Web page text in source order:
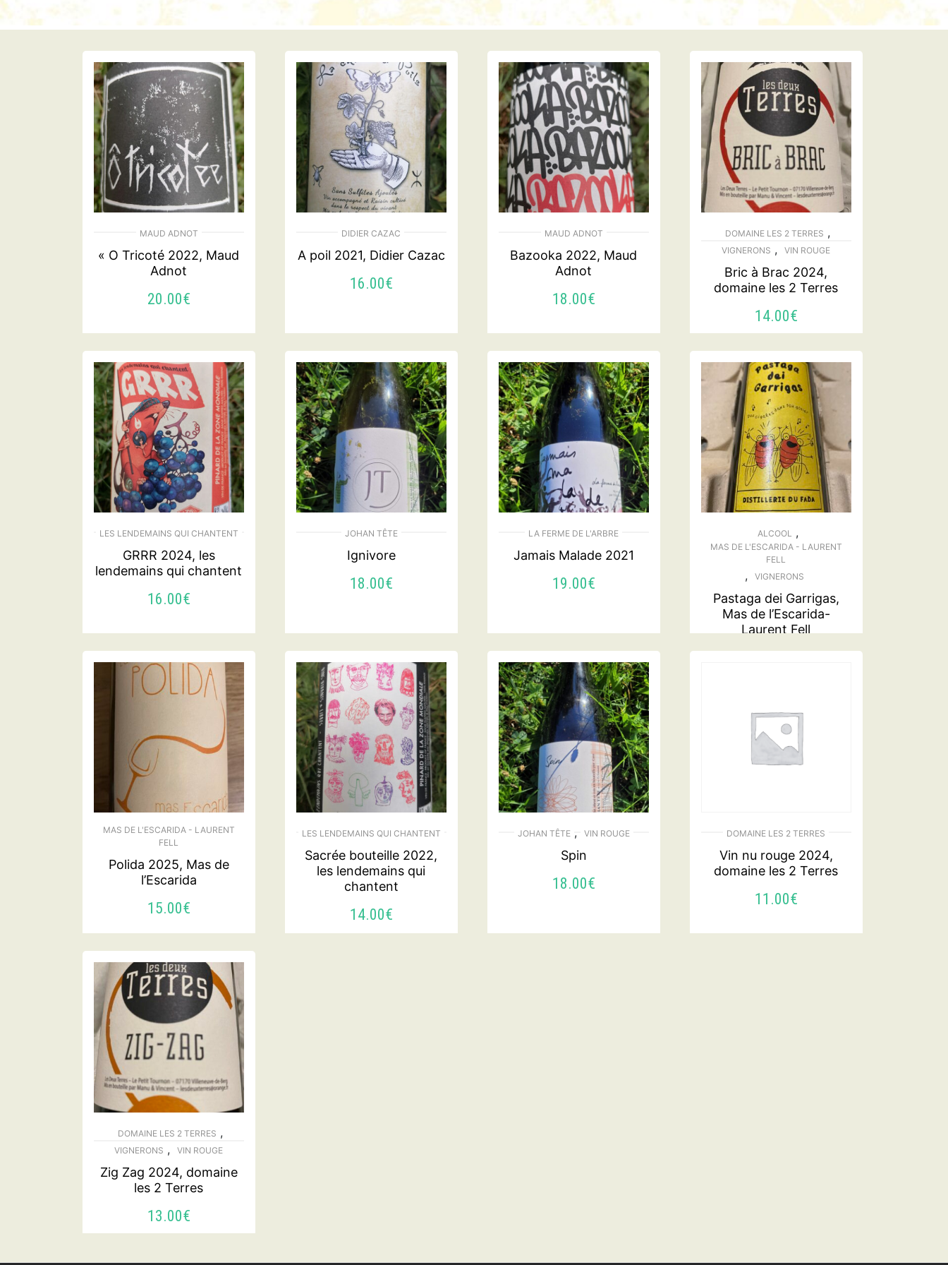
MAUD ADNOT
« O Tricoté 2022, Maud
Adnot
20.00€
DIDIER CAZAC
A poil 2021, Didier Cazac
16.00€
MAUD ADNOT
Bazooka 2022, Maud
Adnot
18.00€
DOMAINE LES 2 TERRES ,
VIGNERONS , VIN ROUGE
Bric à Brac 2024,
domaine les 2 Terres
14.00€
LES LENDEMAINS QUI CHANTENT
GRRR 2024, les
lendemains qui chantent
16.00€
JOHAN TÊTE
Ignivore
18.00€
LA FERME DE L'ARBRE
Jamais Malade 2021
19.00€
ALCOOL ,
MAS DE L'ESCARIDA - LAURENT
FELL
, VIGNERONS
Pastaga dei Garrigas,
Mas de l’Escarida-
Laurent Fell
MAS DE L'ESCARIDA - LAURENT
FELL
Polida 2025, Mas de
l’Escarida
15.00€
AJOUTER AU PANIER
LES LENDEMAINS QUI CHANTENT
Sacrée bouteille 2022,
les lendemains qui
chantent
14.00€
JOHAN TÊTE , VIN ROUGE
Spin
18.00€
DOMAINE LES 2 TERRES
Vin nu rouge 2024,
domaine les 2 Terres
11.00€
DOMAINE LES 2 TERRES ,
VIGNERONS , VIN ROUGE
Zig Zag 2024, domaine
les 2 Terres
13.00€